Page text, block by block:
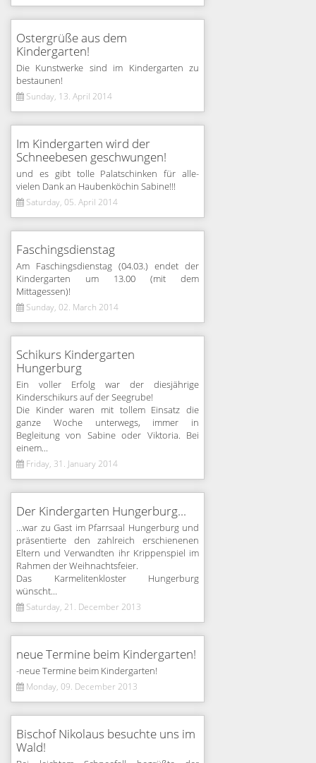
Ostergrüße aus dem
Kindergarten!
Die Kunstwerke sind im Kindergarten zu
bestaunen!
Sunday, 13. April 2014
Im Kindergarten wird der
Schneebesen geschwungen!
und es gibt tolle Palatschinken für alle-
vielen Dank an Haubenköchin Sabine!!!
Saturday, 05. April 2014
Faschingsdienstag
Am Faschingsdienstag (04.03.) endet der
Kindergarten um 13.00 (mit dem
Mittagessen)!
Sunday, 02. March 2014
Schikurs Kindergarten
Hungerburg
Ein voller Erfolg war der diesjährige
Kinderschikurs auf der Seegrube!
Die Kinder waren mit tollem Einsatz die
ganze Woche unterwegs, immer in
Begleitung von Sabine oder Viktoria. Bei
einem...
Friday, 31. January 2014
Der Kindergarten Hungerburg...
...war zu Gast im Pfarrsaal Hungerburg und
präsentierte den zahlreich erschienenen
Eltern und Verwandten ihr Krippenspiel im
Rahmen der Weihnachtsfeier.
Das Karmelitenkloster Hungerburg
wünscht...
Saturday, 21. December 2013
neue Termine beim Kindergarten!
-neue Termine beim Kindergarten!
Monday, 09. December 2013
Bischof Nikolaus besuchte uns im
Wald!